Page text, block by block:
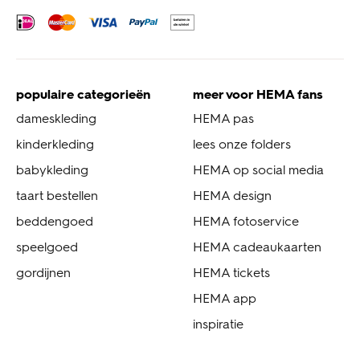
populaire categorieën
dameskleding
kinderkleding
babykleding
taart bestellen
beddengoed
speelgoed
gordijnen
meer voor HEMA fans
HEMA pas
lees onze folders
HEMA op social media
HEMA design
HEMA fotoservice
HEMA cadeaukaarten
HEMA tickets
HEMA app
inspiratie